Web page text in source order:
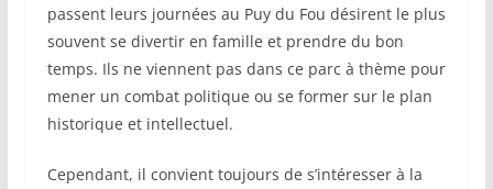
passent leurs journées au Puy du Fou désirent le plus
souvent se divertir en famille et prendre du bon
temps. Ils ne viennent pas dans ce parc à thème pour
mener un combat politique ou se former sur le plan
historique et intellectuel.
Cependant, il convient toujours de s’intéresser à la